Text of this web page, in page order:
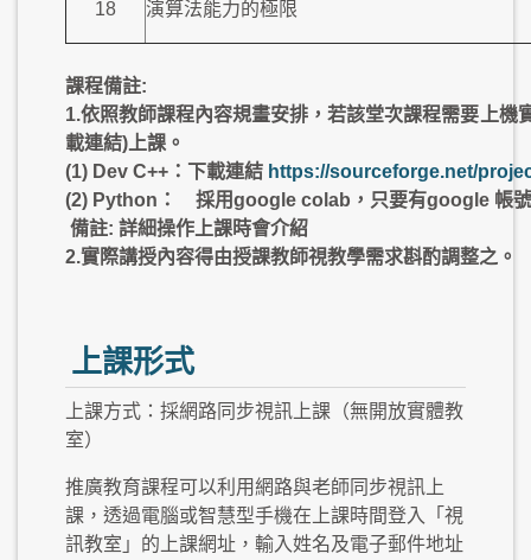
18 演算法能力的極限
課程備註:
1.依照教師課程內容規畫安排，若該堂次課程需要上機
載連結)上課。
(1) Dev C++：下載連結 https://sourceforge.net/
(2) Python： 採用google colab，只要有google 帳
備註: 詳細操作上課時會介紹
2.實際講授內容得由授課教師視教學需求斟酌調整之。
上課形式
上課方式：採網路同步視訊上課（無開放實體教
室）
推廣教育課程可以利用網路與老師同步視訊上
課，透過電腦或智慧型手機在上課時間登入「視
訊教室」的上課網址，輸入姓名及電子郵件地址